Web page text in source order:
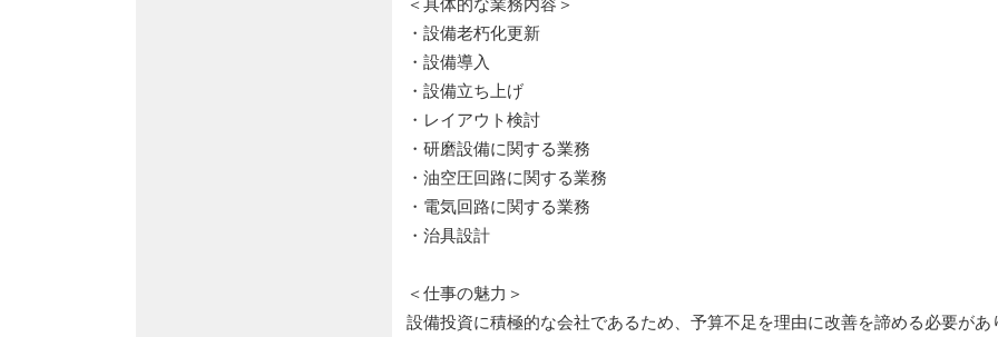
・設備老朽化更新
・設備導入
・設備立ち上げ
・レイアウト検討
・研磨設備に関する業務
・油空圧回路に関する業務
・電気回路に関する業務
・治具設計
＜仕事の魅力＞
設備投資に積極的な会社であるため、予算不足を理由に改善を諦める必要があ